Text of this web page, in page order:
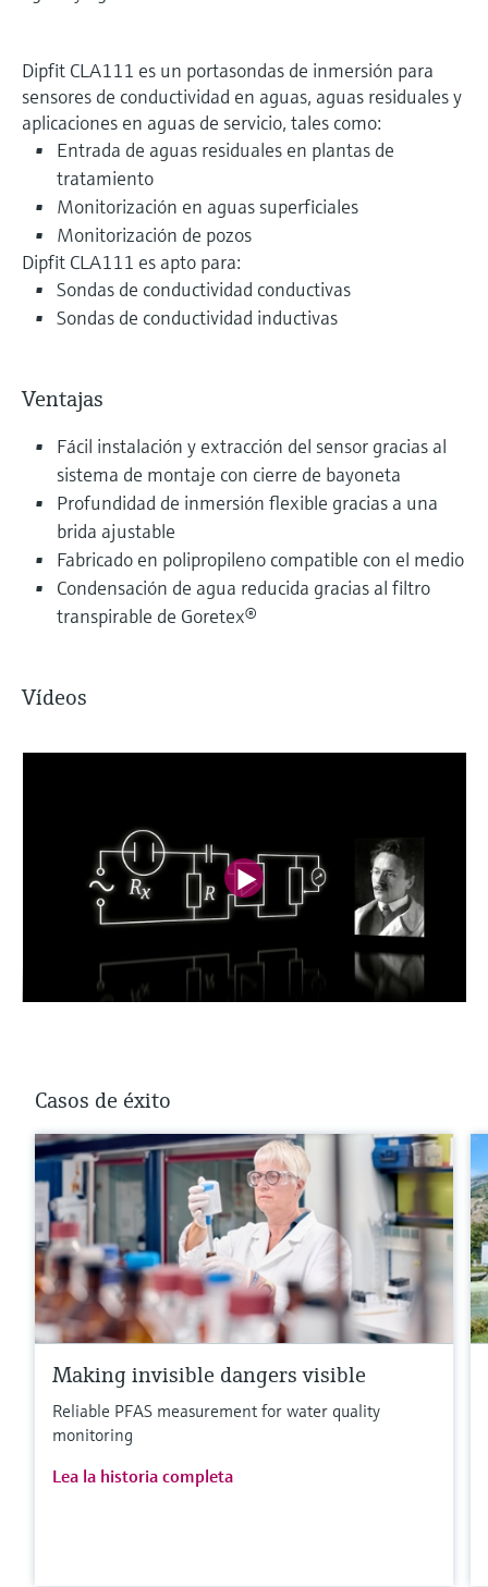
Dipfit CLA111 es un portasondas de inmersión para
sensores de conductividad en aguas, aguas residuales y
aplicaciones en aguas de servicio, tales como:
Entrada de aguas residuales en plantas de
tratamiento
Monitorización en aguas superficiales
Monitorización de pozos
Dipfit CLA111 es apto para:
Sondas de conductividad conductivas
Sondas de conductividad inductivas
Ventajas
Fácil instalación y extracción del sensor gracias al
sistema de montaje con cierre de bayoneta
Profundidad de inmersión flexible gracias a una
brida ajustable
Fabricado en polipropileno compatible con el medio
Condensación de agua reducida gracias al filtro
transpirable de Goretex®
Vídeos
Casos de éxito
Making invisible dangers visible
Reliable PFAS measurement for water quality
monitoring
Lea la historia completa